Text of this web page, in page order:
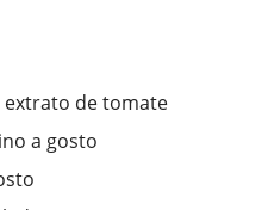
extrato de tomate
a gosto